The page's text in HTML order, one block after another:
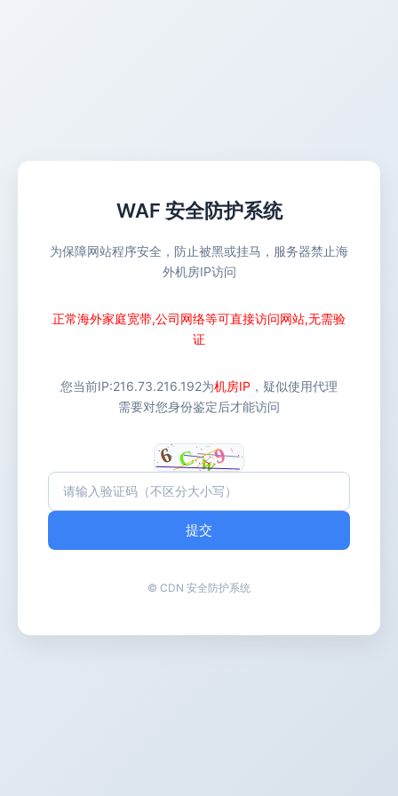
WAF 安全防护系统
为保障网站程序安全，防止被黑或挂马，服务器禁止海
外机房IP访问
正常海外家庭宽带,公司网络等可直接访问网站,无需验
证
您当前IP:216.73.216.192为机房IP ，疑似使用代理
需要对您身份鉴定后才能访问
提交
© CDN 安全防护系统